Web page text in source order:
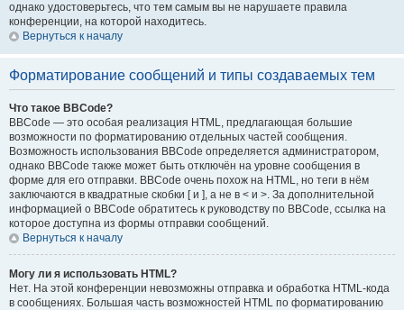
однако удостоверьтесь, что тем самым вы не нарушаете правила
конференции, на которой находитесь.
Вернуться к началу
Форматирование сообщений и типы создаваемых тем
Что такое BBCode?
BBCode — это особая реализация HTML, предлагающая большие
возможности по форматированию отдельных частей сообщения.
Возможность использования BBCode определяется администратором,
однако BBCode также может быть отключён на уровне сообщения в
форме для его отправки. BBCode очень похож на HTML, но теги в нём
заключаются в квадратные скобки [ и ], а не в < и >. За дополнительной
информацией о BBCode обратитесь к руководству по BBCode, ссылка на
которое доступна из формы отправки сообщений.
Вернуться к началу
Могу ли я использовать HTML?
Нет. На этой конференции невозможны отправка и обработка HTML-кода
в сообщениях. Большая часть возможностей HTML по форматированию